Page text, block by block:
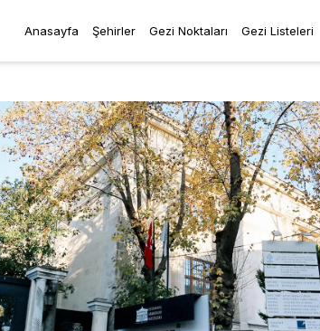
Anasayfa Şehirler Gezi Noktaları Gezi Listeleri